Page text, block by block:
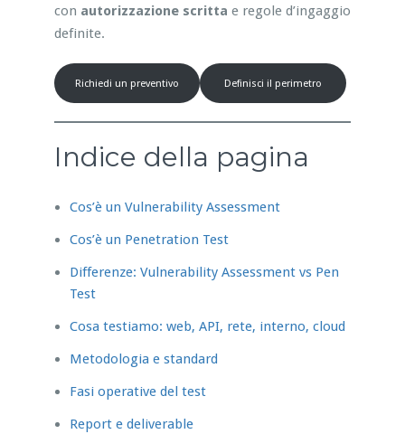
con autorizzazione scritta e regole d’ingaggio
definite.
Richiedi un preventivo Definisci il perimetro
Indice della pagina
Cos’è un Vulnerability Assessment
Cos’è un Penetration Test
Differenze: Vulnerability Assessment vs Pen
Test
Cosa testiamo: web, API, rete, interno, cloud
Metodologia e standard
Fasi operative del test
Report e deliverable